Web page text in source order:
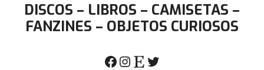
DISCOS – LIBROS – CAMISETAS –
FANZINES – OBJETOS CURIOSOS
Facebook
Instagram
EtsyTwitter